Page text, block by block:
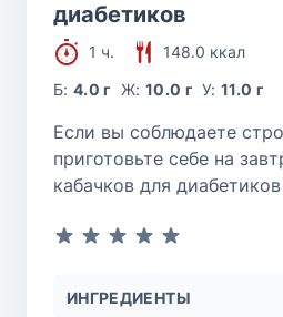
диабетиков
1 ч.
148.0 ккал
Б:4.0 г Ж: 10.0 г У:11.0 г
Если вы соблюдаете
приготовьте себе на
кабачков для
ИНГРЕДИЕНТЫ